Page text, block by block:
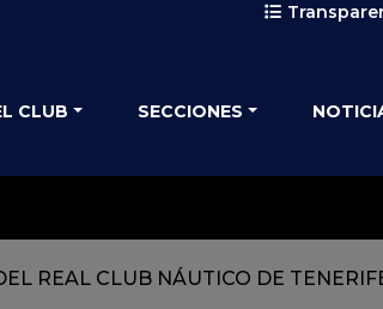
CLUB SECCIONES
REAL CLUB NÁUTICO DE